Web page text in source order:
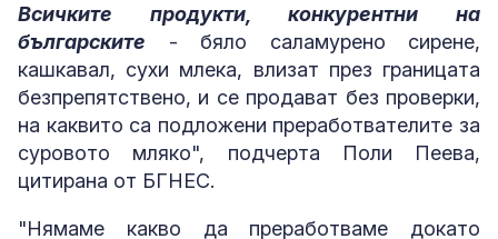
Всичките продукти, конкурентни на
българските - бяло саламурено сирене,
кашкавал, сухи млека, влизат през границата
безпрепятствено, и се продават без проверки,
на каквито са подложени преработвателите за
суровото мляко", подчерта Поли Пеева,
цитирана от БГНЕС.
"Нямаме какво да преработваме докато